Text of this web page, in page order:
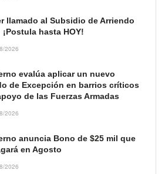
llamado al Subsidio de Arriendo
¡Postula hasta HOY!
2026
evalúa aplicar un nuevo
de Excepción en barrios críticos
de las Fuerzas Armadas
2026
anuncia Bono de $25 mil que
en Agosto
2026